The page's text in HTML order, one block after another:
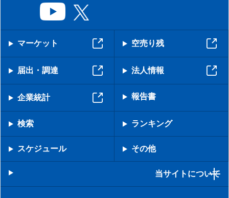
マーケット 空売り残
届出・調達 法人情報
企業統計 報告書
検索 ランキング
スケジュール その他
当サイトについて